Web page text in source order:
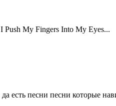
I Push My Fingers Into My Eyes...
да есть песни песни которые